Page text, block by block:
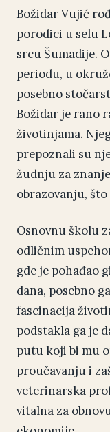
Božidar Vujić
porodici u selu
srcu Šumadije.
periodu, u
posebno
Božidar je rano
životinjama.
prepoznali su
žudnju za
obrazovanju,
Osnovnu školu
odličnim
gde je pohađao
dana, posebno
fascinacija
podstakla ga je
putu koji bi mu
proučavanju i
veterinarska
vitalna za